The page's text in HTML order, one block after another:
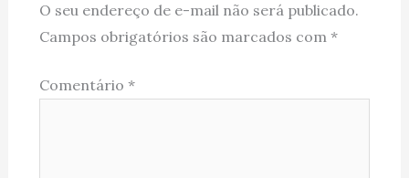
O seu endereço de e-mail não será publicado.
Campos obrigatórios são marcados com *
Comentário *